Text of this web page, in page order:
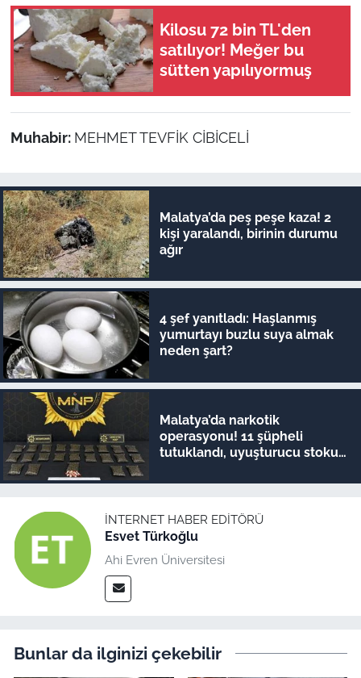
Kilosu 72 bin TL'den
satılıyor! Meğer bu
sütten yapılıyormuş
Muhabir: MEHMET TEVFİK CİBİCELİ
Malatya’da peş peşe kaza! 2
kişi yaralandı, birinin durumu
ağır
4 şef yanıtladı: Haşlanmış
yumurtayı buzlu suya almak
neden şart?
Malatya’da narkotik
operasyonu! 11 şüpheli
tutuklandı, uyuşturucu stoku
İNTERNET HABER EDITÖRÜ
Esvet Türkoğlu
Ahi Evren Üniversitesi
Bunlar da ilginizi çekebilir